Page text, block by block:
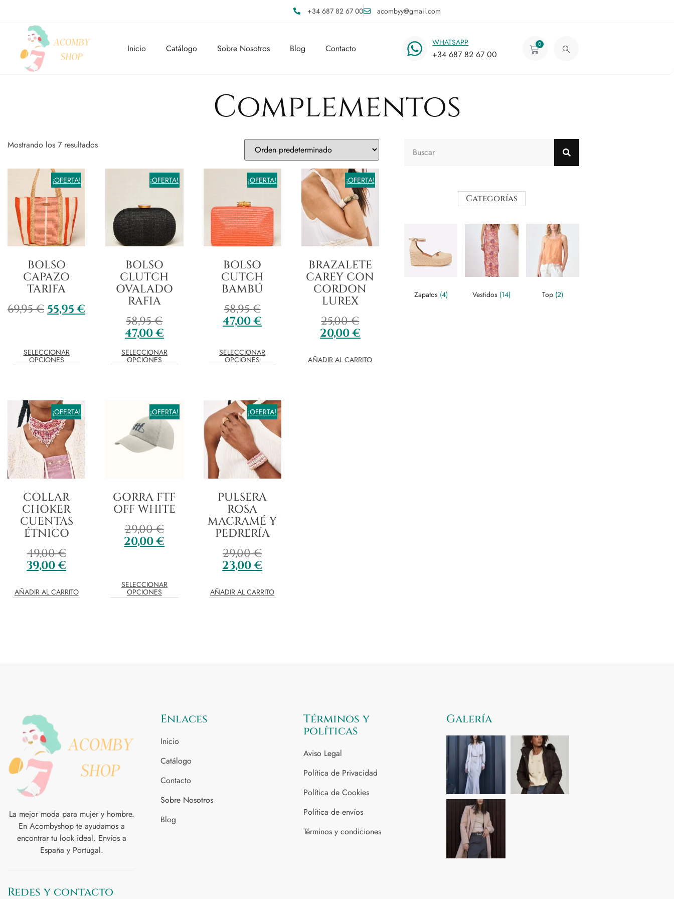
+34 687 82 67 00 acombyy@gmail.com
Inicio Catálogo Sobre Nosotros Blog Contacto
WHATSAPP
+34 687 82 67 00
0
Complementos
Mostrando los 7 resultados
¡OFERTA!
BOLSO
CAPAZO
TARIFA
69,95€ 55,95€
SELECCIONAR
OPCIONES
¡OFERTA!
BOLSO
CLUTCH
OVALADO
RAFIA
58,95€
47,00€
SELECCIONAR
OPCIONES
¡OFERTA!
BOLSO
CUTCH
BAMBÚ
58,95€
47,00€
SELECCIONAR
OPCIONES
¡OFERTA!
BRAZALETE
CAREY CON
CORDON
LUREX
25,00€
20,00€
AÑADIR AL CARRITO
¡OFERTA!
COLLAR
CHOKER
CUENTAS
ÉTNICO
49,00€
39,00€
AÑADIR AL CARRITO
¡OFERTA!
GORRA FTF
OFF WHITE
29,00€
20,00€
SELECCIONAR
OPCIONES
¡OFERTA!
PULSERA
ROSA
MACRAMÉ Y
PEDRERÍA
29,00€
23,00€
AÑADIR AL CARRITO
Categorías
Zapatos (4) Vestidos (14) Top (2)
La mejor moda para mujer y hombre.
En Acombyshop te ayudamos a
encontrar tu look ideal. Envíos a
España y Portugal.
Redes y contacto
Enlaces
Inicio
Catálogo
Contacto
Sobre Nosotros
Blog
Términos y
políticas
Aviso Legal
Política de Privacidad
Política de Cookies
Política de envíos
Términos y condiciones
Galería